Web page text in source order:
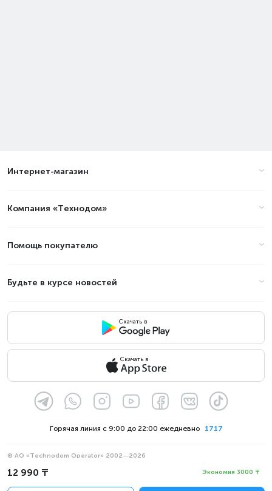
12 990 ₸ Экономия 3000 ₸
Интернет-магазин
Компания «Технодом»
Помощь покупателю
Будьте в курсе новостей
Скачать в
Скачать в
1717
Горячая линия с 9:00 до 22:00 ежедневно
© АО «Technodom Operator» 2002—2026
Мы принимаем: